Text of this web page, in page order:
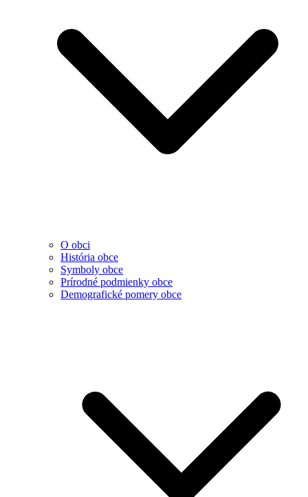
O obci
História obce
Symboly obce
Prírodné podmienky obce
Demografické pomery obce